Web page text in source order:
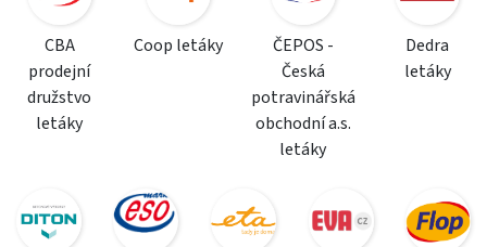
CBA
prodejní
družstvo
letáky
Coop letáky
ČEPOS -
Česká
potravinářská
obchodní a.s.
letáky
Dedra
letáky